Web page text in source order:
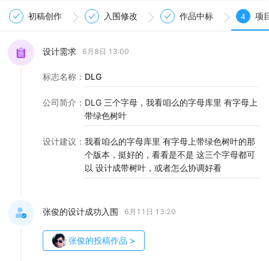
LOGO
初稿创作 入围修改 作品中标 4 项
设计需求 6月8日 13:00
标志名称 ： DLG
公司简介 ： DLG 三个字母，我看咱么的字母库里 有字母上
带绿色树叶
设计建议 ： 我看咱么的字母库里 有字母上带绿色树叶的那
个版本，挺好的，看看是不是 这三个字母都可
以 设计成带树叶，或者怎么协调好看
张俊的设计成功入围 6月11日 13:20
张俊的投稿作品 >